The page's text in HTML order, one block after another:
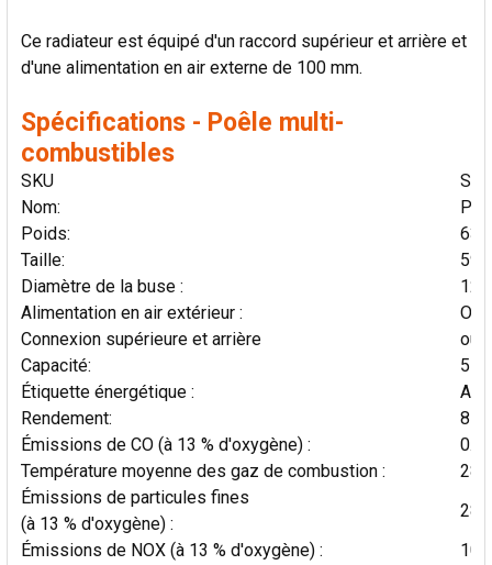
Ce radiateur est équipé d'un raccord supérieur et arrière et
d'une alimentation en air externe de 100 mm.
Spécifications - Poêle multi-
combustibles
SKU
Nom:
Poids:
63
Taille:
Diamètre de la buse :
Alimentation en air extérieur :
Oui
Connexion supérieure et arrière
oui
Capacité:
5
Étiquette énergétique :
A
Rendement:
Émissions de CO (à 13 % d'oxygène) :
0.12
Température moyenne des gaz de combustion :
Émissions de particules fines
(à 13 % d'oxygène) :
28
Émissions de NOX (à 13 % d'oxygène) :